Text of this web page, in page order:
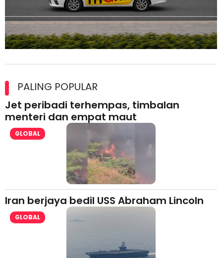
lesen separuh pertama 2026
PALING POPULAR
Jet peribadi terhempas, timbalan
menteri dan empat maut
GLOBAL
Iran berjaya bedil USS Abraham Lincoln
GLOBAL